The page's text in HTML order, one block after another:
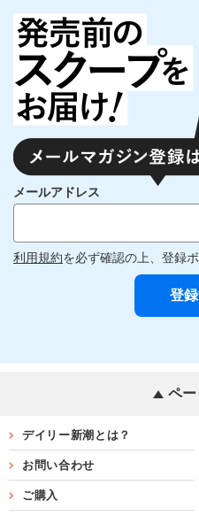
メールアドレス
利用規約を必ず確認の上、登録
ペ
デイリー新潮とは？
お問い合わせ
ご購入